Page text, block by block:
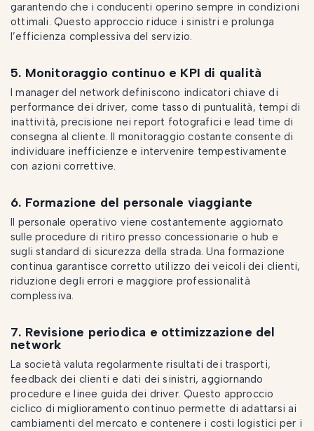
garantendo che i conducenti operino sempre in condizioni
ottimali. Questo approccio riduce i sinistri e prolunga
l’efficienza complessiva del servizio.
5. Monitoraggio continuo e KPI di qualità
I manager del network definiscono indicatori chiave di
performance dei driver, come tasso di puntualità, tempi di
inattività, precisione nei report fotografici e lead time di
consegna al cliente. Il monitoraggio costante consente di
individuare inefficienze e intervenire tempestivamente
con azioni correttive.
6. Formazione del personale viaggiante
Il personale operativo viene costantemente aggiornato
sulle procedure di ritiro presso concessionarie o hub e
sugli standard di sicurezza della strada. Una formazione
continua garantisce corretto utilizzo dei veicoli dei clienti,
riduzione degli errori e maggiore professionalità
complessiva.
7. Revisione periodica e ottimizzazione del
network
La società valuta regolarmente risultati dei trasporti,
feedback dei clienti e dati dei sinistri, aggiornando
procedure e linee guida dei driver. Questo approccio
ciclico di miglioramento continuo permette di adattarsi ai
cambiamenti del mercato e contenere i costi logistici per i